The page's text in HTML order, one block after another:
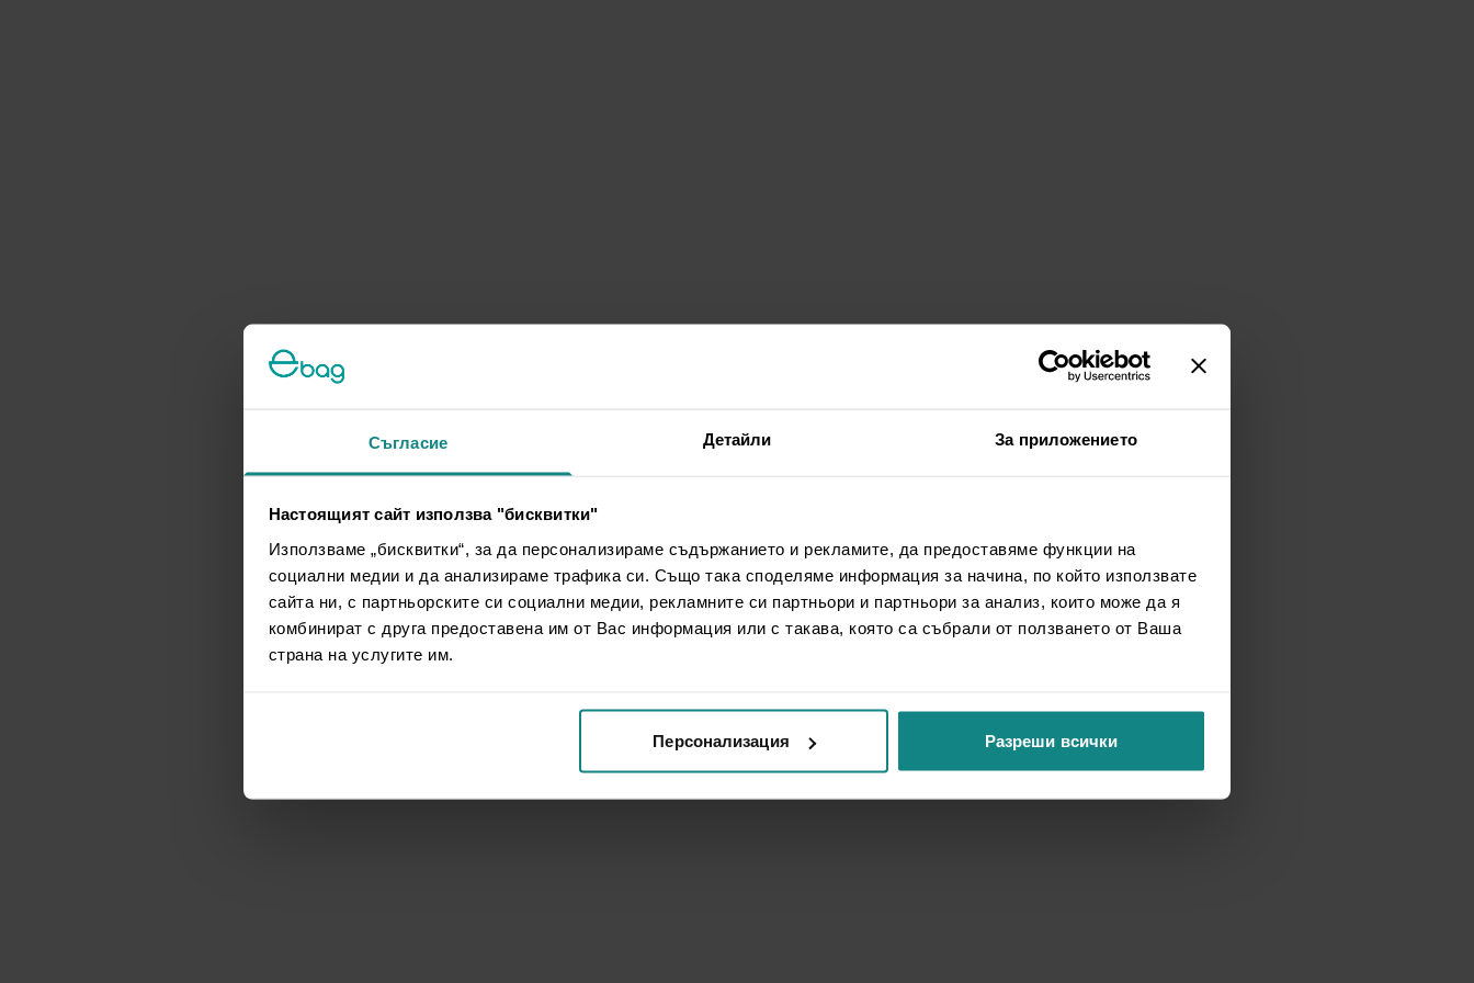
Съгласие Детайли За приложението
Настоящият сайт използва "бисквитки"
Използваме „бисквитки“, за да персонализираме съдържанието и рекламите, да предоставяме функции на
социални медии и да анализираме трафика си. Също така споделяме информация за начина, по който използвате
сайта ни, с партньорските си социални медии, рекламните си партньори и партньори за анализ, които може да я
комбинират с друга предоставена им от Вас информация или с такава, която са събрали от ползването от Ваша
страна на услугите им.
Персонализация Разреши всички